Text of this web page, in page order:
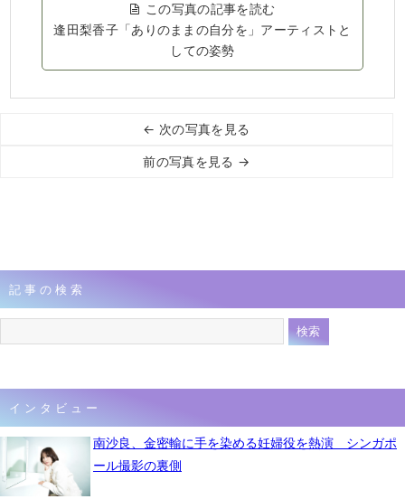
この写真の記事を読む
逢田梨香子「ありのままの自分を」アーティストと
しての姿勢
← 次の写真を見る
前の写真を見る →
記事の検索
インタビュー
南沙良、金密輸に手を染める妊婦役を熱演 シンガポ
ール撮影の裏側